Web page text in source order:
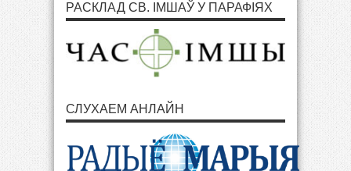
РАСКЛАД СВ. ІМШАЎ У ПАРАФІЯХ
СЛУХАЕМ АНЛАЙН